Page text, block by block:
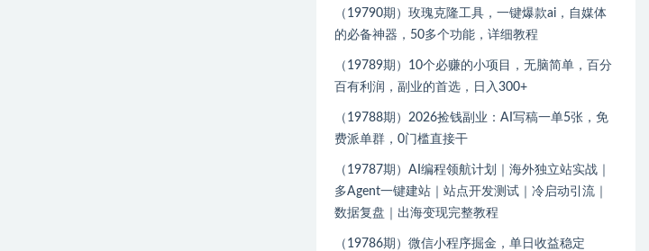
（19790期）玫瑰克隆工具，一键爆款ai，自媒体
的必备神器，50多个功能，详细教程
（19789期）10个必赚的小项目，无脑简单，百分
百有利润，副业的首选，日入300+
（19788期）2026捡钱副业：AI写稿一单5张，免
费派单群，0门槛直接干
（19787期）AI编程领航计划｜海外独立站实战｜
多Agent一键建站｜站点开发测试｜冷启动引流｜
数据复盘｜出海变现完整教程
（19786期）微信小程序掘金，单日收益稳定